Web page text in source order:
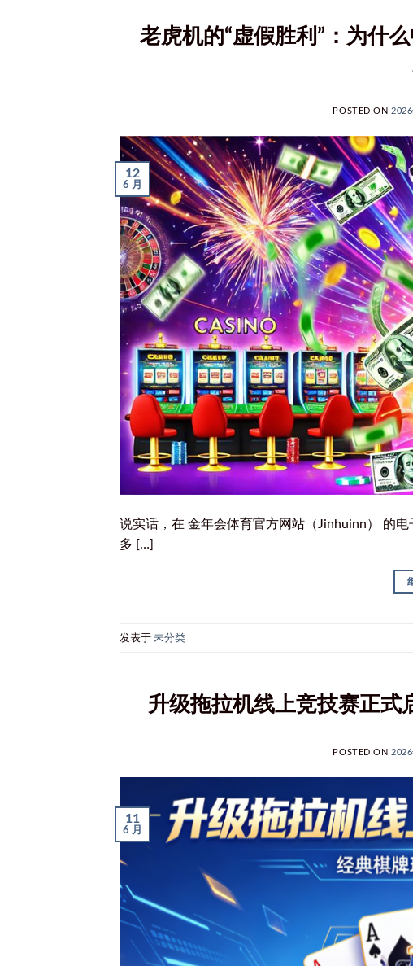
老虎机的“虚假胜利”：为什
POSTED ON
12
6 月
说实话，在 金年会体育官方网站（Jinhuinn） 的
多 […]
发表于 未分类
升级拖拉机线上竞技赛正式
POSTED ON
11
6 月